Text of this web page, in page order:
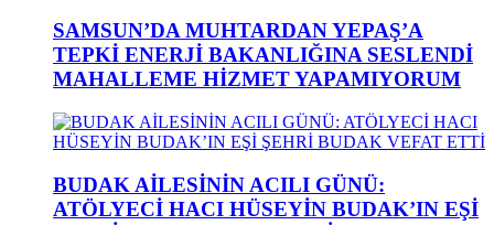
SAMSUN’DA MUHTARDAN YEPAŞ’A
TEPKİ ENERJİ BAKANLIĞINA SESLENDİ
MAHALLEME HİZMET YAPAMIYORUM
BUDAK AİLESİNİN ACILI GÜNÜ:
ATÖLYECİ HACI HÜSEYİN BUDAK’IN EŞİ